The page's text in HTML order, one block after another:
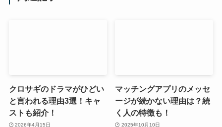
クロサギのドラマがひどい
と言われる理由3選！キャ
ストも紹介！
2026年4月15日
マッチングアプリのメッセ
ージが続かない理由は？続
く人の特徴も！
2025年10月10日